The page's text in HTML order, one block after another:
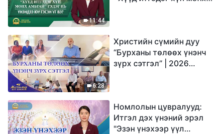
11:44
6:28
Христийн сүмийн дуу
“Бурханы төлөөх үнэнч
зүрх сэтгэл” | 2026
Номлолын цувралууд:
Итгэл дэх үнэний эрэл
"Эзэн үнэхээр үүл